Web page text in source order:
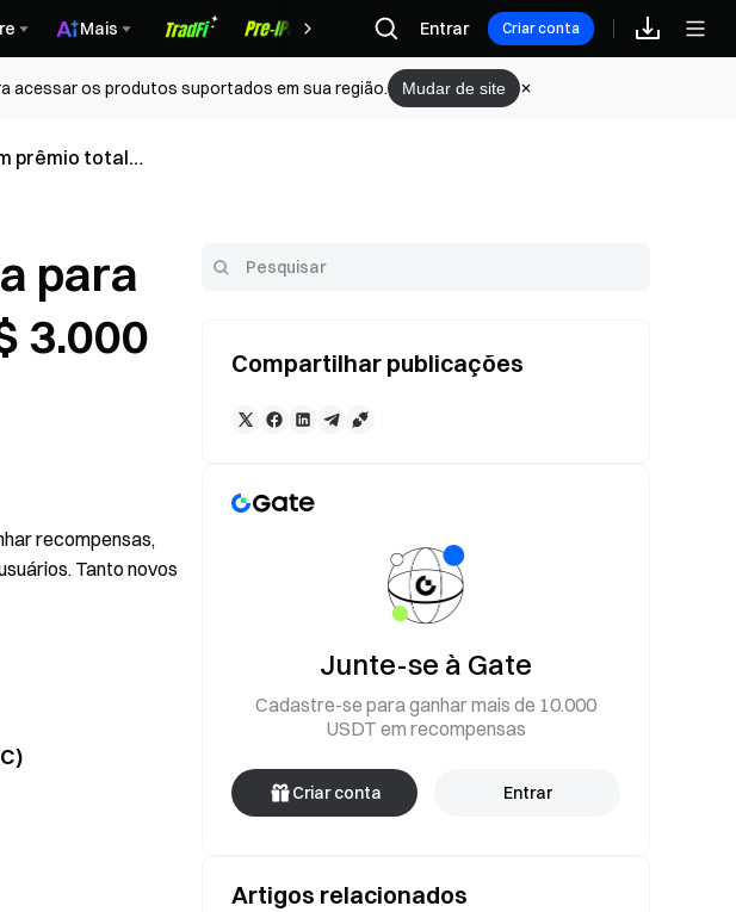
Mais Recompensas
Entrar Criar conta
acessar os produtos suportados em sua região. Mudar de site
prêmio total
para
3.000
recompensas,
Tanto novos
Compartilhar publicações
Junte-se à Gate
Cadastre-se para ganhar mais de 10.000
USDT em recompensas
Criar conta Entrar
Artigos relacionados